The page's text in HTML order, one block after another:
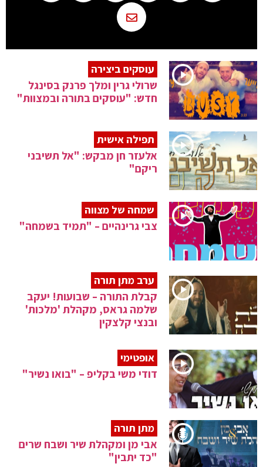
עוסקים ביצירה
שרולי גרין ומלך פרנק בסינגל
חדש: "עוסקים בתורה ובמצוות"
תפילה אישית
אלעזר חן מבקש: "אל תשיבני
ריקם"
שמחה של מצווה
צבי גרינהיים – "תמיד בשמחה"
ערב מתן תורה
קבלת התורה – שבועות! יעקב
שלמה גראס, מקהלת 'מלכות'
ובנצי קלצקין
אופטימי
דודי משי בקליפ – "בואו נשיר"
מתן תורה
אבי מן ומקהלת שיר ושבח שרים
"כד יתבין"